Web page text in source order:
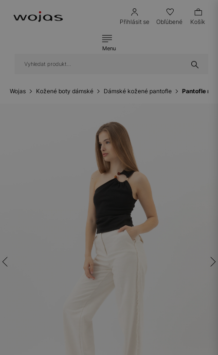
Přihlásit se Obľúbené Košík
Menu
Wojas Kožené boty dámské Dámské kožené pantofle Pantofle na